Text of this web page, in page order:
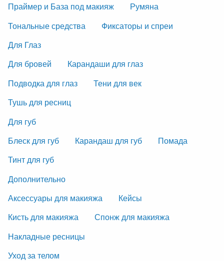
Праймер и База под макияж
Румяна
Тональные средства
Фиксаторы и спреи
Для Глаз
Для бровей
Карандаши для глаз
Подводка для глаз
Тени для век
Тушь для ресниц
Для губ
Блеск для губ
Карандаш для губ
Помада
Тинт для губ
Дополнительно
Аксессуары для макияжа
Кейсы
Кисть для макияжа
Спонж для макияжа
Накладные ресницы
Уход за телом